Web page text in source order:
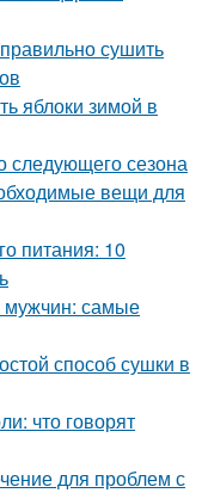
сушить
яблоки зимой в
следующего сезона
вещи для
питания: 10
мужчин: самые
способ сушки в
что говорят
для проблем с